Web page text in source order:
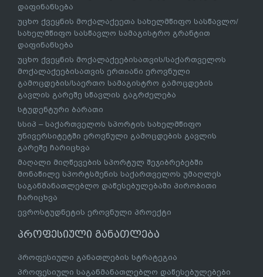
დაფინანსება
უცხო ქვეყნის მოქალაქეეთა სახელმწიფო სასწავლო/
სახელმწიფო სასწავლო სამაგისტრო გრანტით
დაფინანსება
უცხო ქვეყნის მოქალაქეებისათვის/საქართველოს
მოქალაქეებისათვის ერთიანი ეროვნული
გამოცდების/საერთო სამაგისტრო გამოცდების
გავლის გარეშე სწავლის გაგრძელება
სტუდენტური ბარათი
სსიპ – საქართველოს სპორტის სახელმწიფო
უნივერსიტეტში ეროვნული გამოცდების გავლის
გარეშე ჩარიცხვა
მაღალი მიღწევების სპორტულ შეჯიბრებებში
მონაწილე სპორტსმენის საქართველოს უმაღლეს
საგანმანათლებლო დაწესებულებაში პირობითი
ჩარიცხვა
ევროსტუდნეტის ეროვნული პროექტი
პროფესიული განათლება
პროფესიული განათლების სტრატეგია
პროფესიული საგანმანათლებლო დაწესებულებები